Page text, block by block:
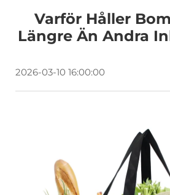
Varför Håller
Längre Än Andra
2026-03-10 16:00:00